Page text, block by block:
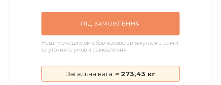
ПІД ЗАМОВЛЕННЯ
Наші менеджери обов'язково зв'яжуться з вами
та уточнять умови замовлення
Загальна вага: ≈ 273,43 кг